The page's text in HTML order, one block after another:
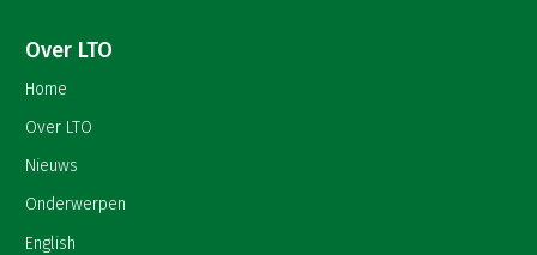
Over LTO
Home
Over LTO
Nieuws
Onderwerpen
English